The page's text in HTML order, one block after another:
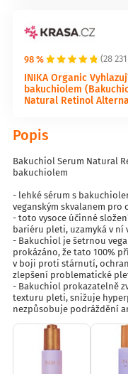
98 % (28
INIKA Organic
bakuchiolem
Natural Retinol
Popis
Bakuchiol Serum Natural
bakuchiolem
- lehké sérum s
veganským skvalanem
- toto vysoce účinné
bariéru pleti, uzamyká v ní
- Bakuchiol je šetrnou
prokázáno, že tato 100%
v boji proti stárnutí,
zlepšení problematické
- Bakuchiol prokazatelně
texturu pleti, snižuje
nezpůsobuje podráždění